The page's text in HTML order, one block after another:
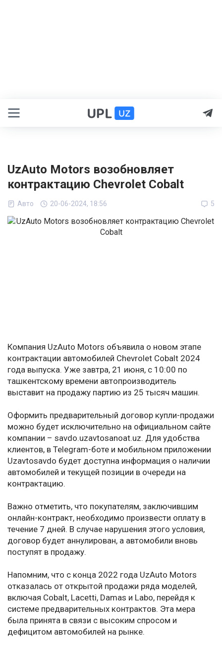
UzAuto Motors возобновляет
контрактацию Chevrolet Cobalt
Авто 20-06-2024, 18:56 5
Компания UzAuto Motors объявила о новом этапе
контрактации автомобилей Chevrolet Cobalt 2024
года выпуска. Уже завтра, 21 июня, с 10:00 по
ташкентскому времени автопроизводитель
выставит на продажу партию из 25 тысяч машин.
Оформить предварительный договор купли-продажи
можно будет исключительно на официальном сайте
компании – savdo.uzavtosanoat.uz. Для удобства
клиентов, в Telegram-боте и мобильном приложении
Uzavtosavdo будет доступна информация о наличии
автомобилей и текущей позиции в очереди на
контрактацию.
Важно отметить, что покупателям, заключившим
онлайн-контракт, необходимо произвести оплату в
течение 7 дней. В случае нарушения этого условия,
договор будет аннулирован, а автомобили вновь
поступят в продажу.
Напомним, что с конца 2022 года UzAuto Motors
отказалась от открытой продажи ряда моделей,
включая Cobalt, Lacetti, Damas и Labo, перейдя к
системе предварительных контрактов. Эта мера
была принята в связи с высоким спросом и
дефицитом автомобилей на рынке.